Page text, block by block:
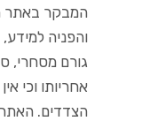
המבקר באתר
והפניה
גורם מסחרי,
אחריותו וכי
הצדדים. האתר